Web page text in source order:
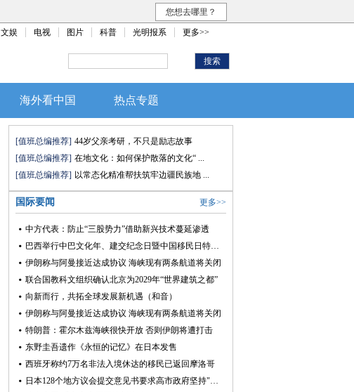
您想去哪里？
文娱 电视 图片 科普 光明报系 更多>>
海外看中国 热点专题
[值班总编推荐] 44岁父亲考研，不只是励志故事
[值班总编推荐] 在地文化：如何保护散落的文化“ ...
[值班总编推荐] 以常态化精准帮扶筑牢边疆民族地 ...
国际要闻 更多>>
中方代表：防止“三股势力”借助新兴技术蔓延渗透
巴西举行中巴文化年、建交纪念日暨中国移民日特别会议
伊朗称与阿曼接近达成协议 海峡现有两条航道将关闭
联合国教科文组织确认北京为2029年“世界建筑之都”
向新而行，共拓全球发展新机遇（和音）
伊朗称与阿曼接近达成协议 海峡现有两条航道将关闭
特朗普：霍尔木兹海峡很快开放 否则伊朗将遭打击
东野圭吾遗作《永恒的记忆》在日本发售
西班牙称约7万名非法入境休达的移民已返回摩洛哥
日本128个地方议会提交意见书要求高市政府坚持"无核三原则"